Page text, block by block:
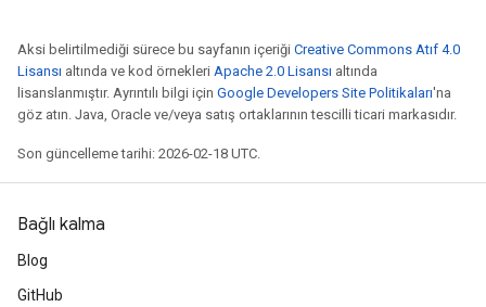
Aksi belirtilmediği sürece bu sayfanın içeriği Creative Commons Atıf 4.0
Lisansı altında ve kod örnekleri Apache 2.0 Lisansı altında
lisanslanmıştır. Ayrıntılı bilgi için Google Developers Site Politikaları'na
göz atın. Java, Oracle ve/veya satış ortaklarının tescilli ticari markasıdır.
Son güncelleme tarihi: 2026-02-18 UTC.
Bağlı kalma
Blog
GitHub